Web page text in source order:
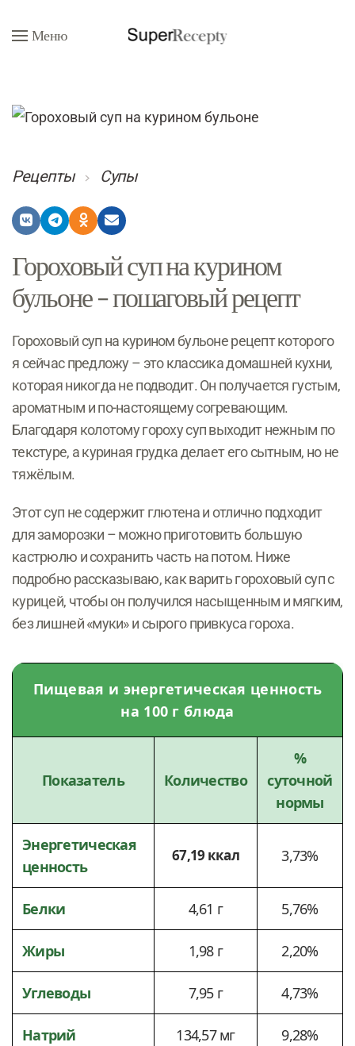
Перейти к содержимому
Меню
Рецепты Супы
Гороховый суп на курином
бульоне – пошаговый рецепт
Гороховый суп на курином бульоне рецепт которого
я сейчас предложу – это классика домашней кухни,
которая никогда не подводит. Он получается густым,
ароматным и по-настоящему согревающим.
Благодаря колотому гороху суп выходит нежным по
текстуре, а куриная грудка делает его сытным, но не
тяжёлым.
Этот суп не содержит глютена и отлично подходит
для заморозки – можно приготовить большую
кастрюлю и сохранить часть на потом. Ниже
подробно рассказываю, как варить гороховый суп с
курицей, чтобы он получился насыщенным и мягким,
без лишней «муки» и сырого привкуса гороха.
Пищевая и энергетическая ценность
на 100 г блюда
Показатель Количество
%
суточной
нормы
Энергетическая
ценность
67,19 ккал 3,73%
Белки 4,61 г 5,76%
Жиры 1,98 г 2,20%
Углеводы 7,95 г 4,73%
Натрий 134,57 мг 9,28%